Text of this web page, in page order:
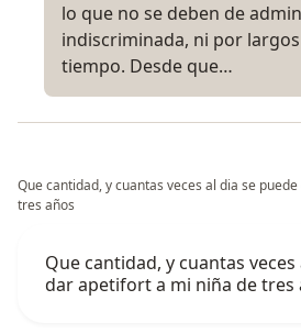
lo que no se deben de
indiscriminada, ni por
tiempo. Desde que…
Que cantidad, y cuantas veces al dia se
tres años
Que cantidad, y cuantas
dar apetifort a mi niña de tres